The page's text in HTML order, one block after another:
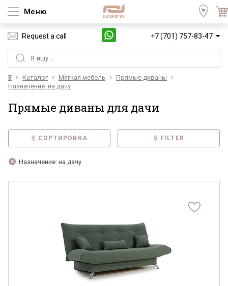
Меню
Request a call +7 (701) 757-83-47
Үй Каталог Мягкая мебель
Прямые диваны
Назначение: на дачу
Прямые диваны для дачи
СОРТИРОВКА FILTER
Назначение: на дачу